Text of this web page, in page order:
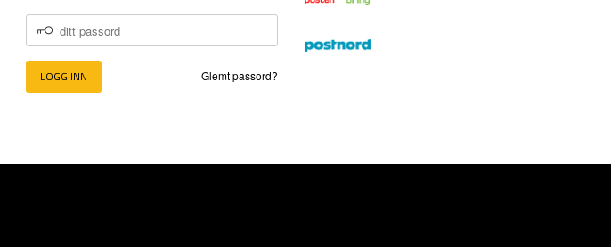
DITT
PASSORD
Glemt passord?